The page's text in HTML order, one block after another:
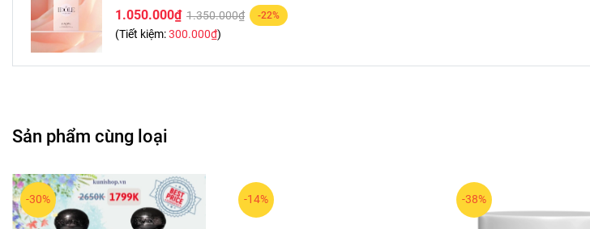
1.050.000₫ 1.350.000₫ -22%
(Tiết kiệm:300.000₫)
Sản phẩm cùng loại
-30% -14% -38%